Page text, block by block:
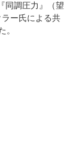
同調圧力』（望
ー氏による共
。